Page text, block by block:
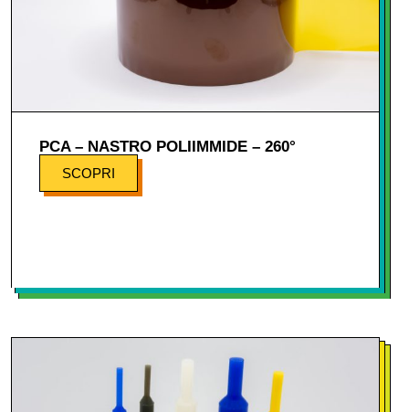
PCA – NASTRO POLIIMMIDE – 260°
SCOPRI